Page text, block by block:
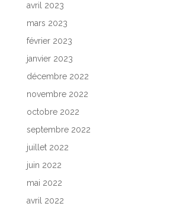
avril 2023
mars 2023
février 2023
janvier 2023
décembre 2022
novembre 2022
octobre 2022
septembre 2022
juillet 2022
juin 2022
mai 2022
avril 2022